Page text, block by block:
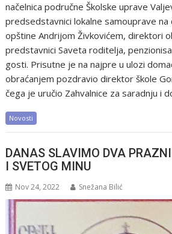
načelnica područne Školske uprave
predsedstavnici lokalne samouprave
opštine Andrijom Živkovićem, direktori
predstavnici Saveta roditelja,
gosti. Prisutne je na najpre u ulozi
obraćanjem pozdravio direktor škole
čega je uručio Zahvalnice za saradnju i
Novosti
DANAS SLAVIMO DVA
I SVETOG MINU
Nov 24, 2022 Snežana Bilić